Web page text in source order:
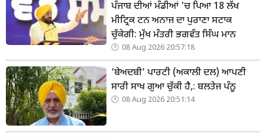
ਪੰਜਾਬ ਦੀਆਂ ਮੰਡੀਆਂ 'ਚ ਪਿਆ 18 ਲੱਖ
ਮੀਟ੍ਰਿਕ ਟਨ ਅਨਾਜ ਦਾ ਪੁਰਾਣਾ ਸਟਾਕ
ਚੁੱਕੇਗੀ: ਮੁੱਖ ਮੰਤਰੀ ਭਗਵੰਤ ਸਿੰਘ ਮਾਨ
08 Aug 2026 20:57:18
‘ਬੇਅਦਬੀ’ ਪਾਰਟੀ (ਅਕਾਲੀ ਦਲ) ਆਪਣੀ
ਸਾਰੀ ਸਾਖ ਗੁਆ ਚੁੱਕੀ ਹੈ,: ਬਲਤੇਜ ਪੰਨੂ
08 Aug 2026 20:51:14